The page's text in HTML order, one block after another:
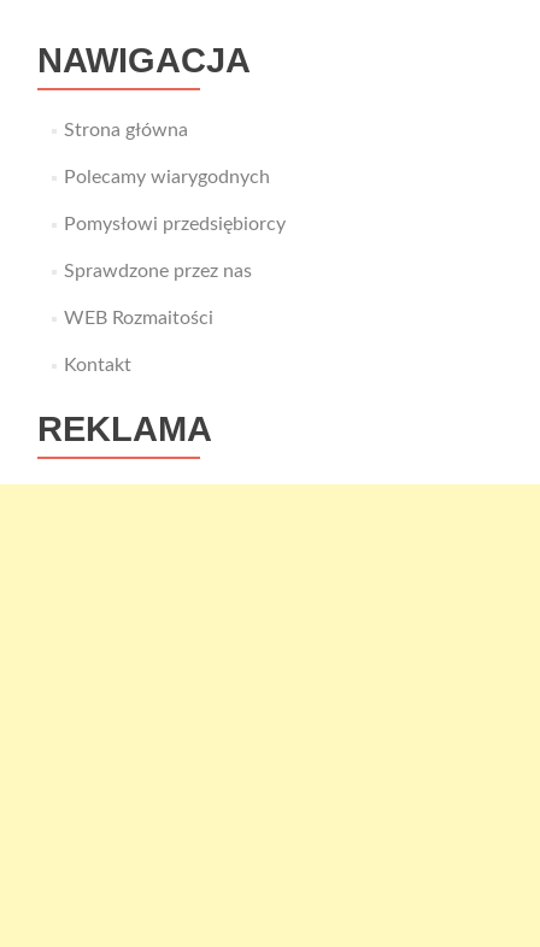
NAWIGACJA
Strona główna
Polecamy wiarygodnych
Pomysłowi przedsiębiorcy
Sprawdzone przez nas
WEB Rozmaitości
Kontakt
REKLAMA